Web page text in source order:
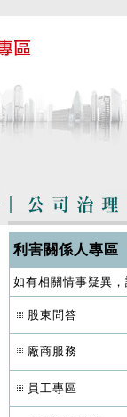
利害關係人專區
如有相關情事疑異
股東問答
廠商服務
員工專區